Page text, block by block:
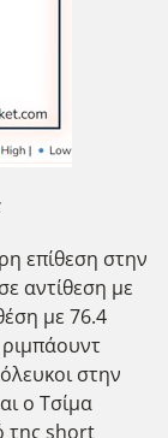
επίθεση στην
αντίθεση με
με 76.4
στην
ο Τσίμα
της short